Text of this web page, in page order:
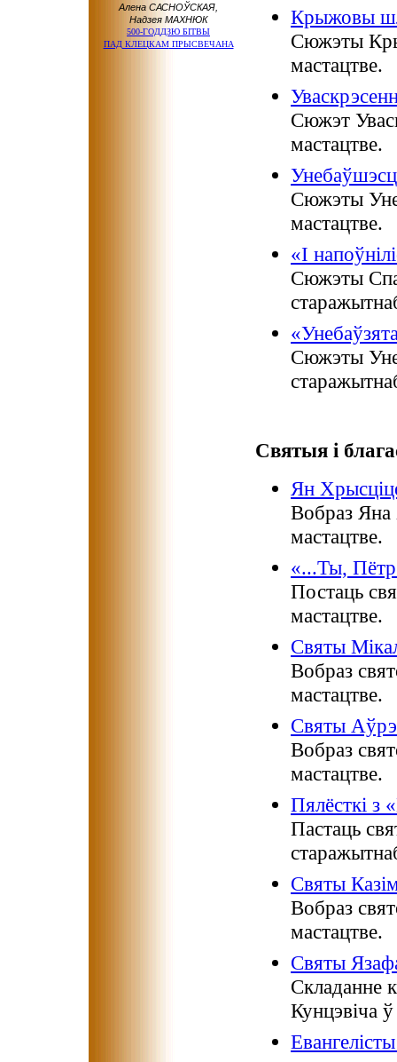
Алена САСНОЎСКАЯ,
Надзея МАХНЮК
500-ГОДДЗЮ БІТВЫ
ПАД КЛЕЦКАМПРЫСВЕЧАНА
Крыжовы
Сюжэты
мастацтве.
Сюжэт
мастацтве.
Сюжэты
мастацтве.
«І
Сюжэты
Сюжэты
Святыя і
Ян
Вобраз Яна
мастацтве.
«...Ты,
Постаць
мастацтве.
Святы
Вобраз
мастацтве.
Святы
Вобраз
мастацтве.
Пялёсткі з
Пастаць
Святы
Вобраз
мастацтве.
Святы
Складанне
Кунцэвіча